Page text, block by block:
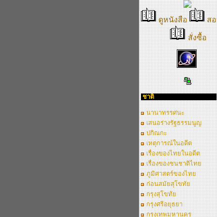
ดูหนังสือ ส
สั่งซื้อ
ชาติ
นานาทรรศนะ
เสนอร่างรัฐธรรมนูญ
ปกิณกะ
เหตุการณ์ในอดีต
เรื่องของไทยในอดีต
เรื่องของชนชาติไทย
ภูมิศาสตร์ของไทย
ก่อนสมัยสุโขทัย
กรุงสุโขทัย
กรุงศรีอยุธยา
กรุงเทพมหานคร